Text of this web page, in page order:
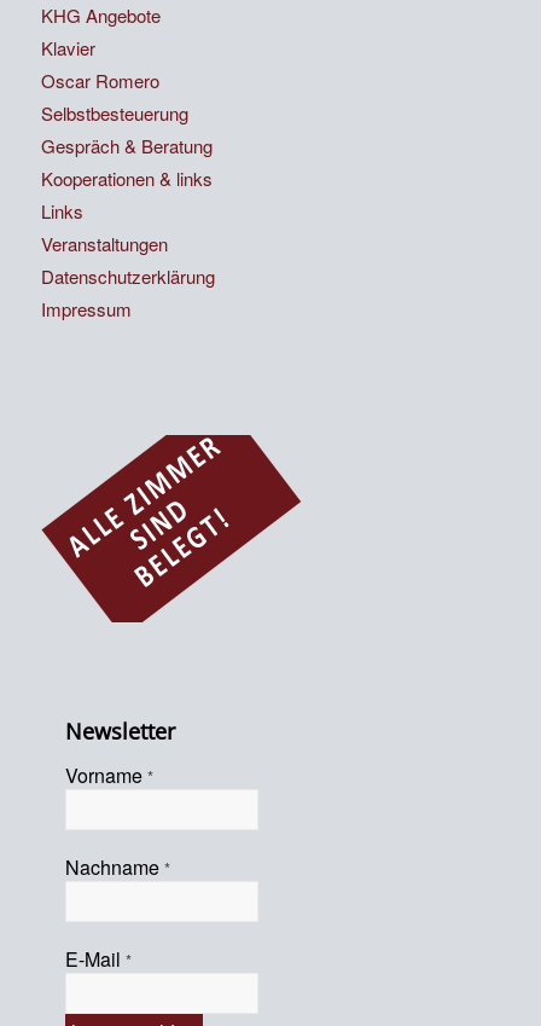
KHG Angebote
Klavier
Oscar Romero
Selbstbesteuerung
Gespräch & Beratung
Kooperationen & links
Links
Veranstaltungen
Datenschutzerklärung
Impressum
Newsletter
Vorname *
Nachname *
E-Mail *